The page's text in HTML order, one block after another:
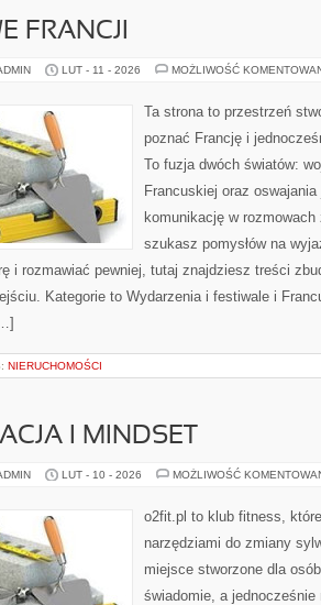
FRANCJI
LUT - 11 - 2026 MOŻLIWOŚĆ
Ta strona to przestrzeń
poznać Francję i
To fuzja dwóch światów:
Francuskiej oraz
komunikację w
szukasz pomysłów na
i rozmawiać pewniej, tutaj znajdziesz treści
Kategorie to Wydarzenia i festiwale i
NIERUCHOMOŚCI
I MINDSET
LUT - 10 - 2026 MOŻLIWOŚĆ
o2fit.pl to klub fitness,
narzędziami do zmiany
miejsce stworzone dla
świadomie, a jednocześnie